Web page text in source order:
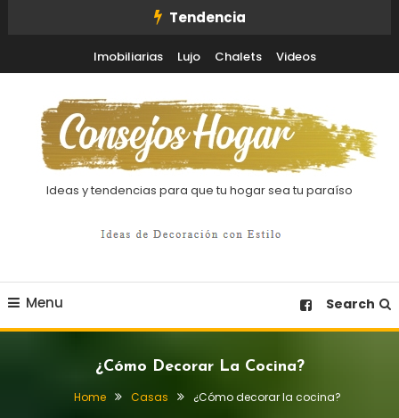
Tendencia
Imobiliarias Lujo Chalets Videos
Ideas y tendencias para que tu hogar sea tu paraíso
Menu Search
¿Cómo Decorar La Cocina?
Home Casas ¿Cómo decorar la cocina?